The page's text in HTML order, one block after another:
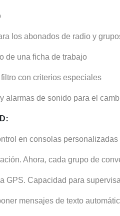
los abonados de radio y
de una ficha de trabajo
con criterios especiales
alarmas de sonido para el
en consolas
Ahora, cada grupo de
GPS. Capacidad para
mensajes de texto